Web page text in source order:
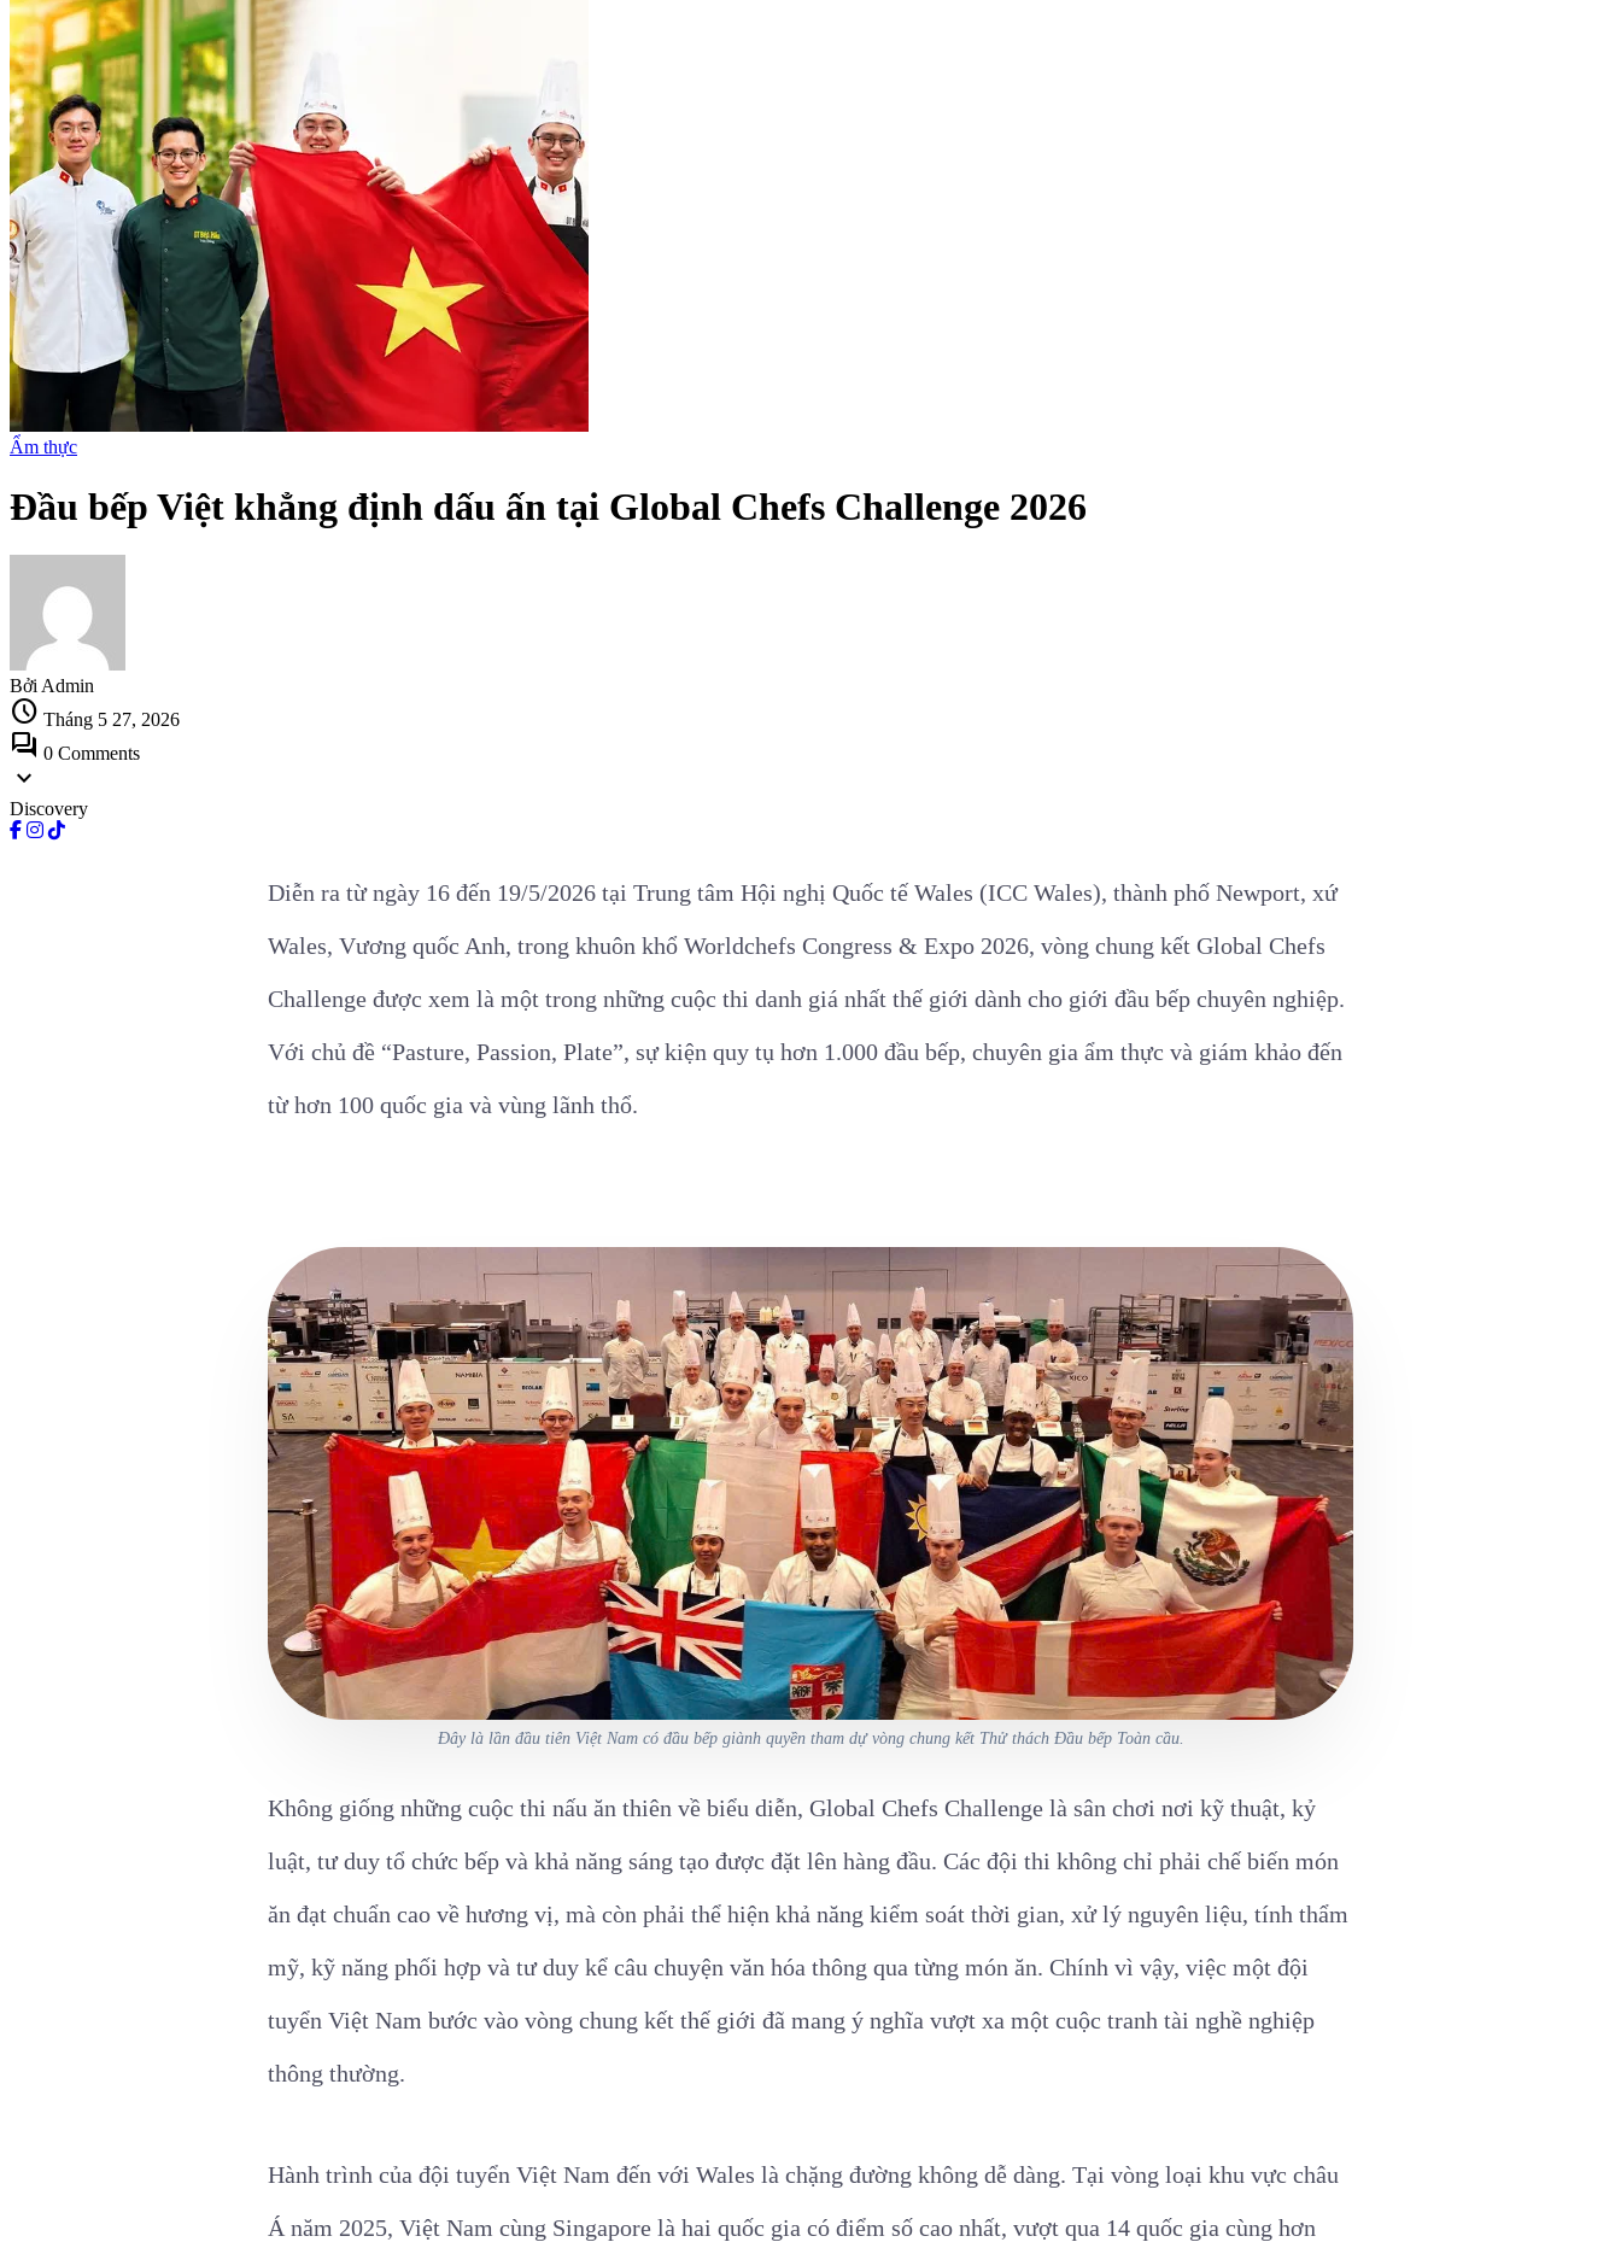
Ẩm thực
Đầu bếp Việt khẳng định dấu ấn tại Global Chefs Challenge 2026
Bởi Admin
schedule Tháng 5 27, 2026
forum 0 Comments
expand_more
Discovery
Diễn ra từ ngày 16 đến 19/5/2026 tại Trung tâm Hội nghị Quốc tế Wales (ICC Wales), thành phố Newport, xứ
Wales, Vương quốc Anh, trong khuôn khổ Worldchefs Congress & Expo 2026, vòng chung kết Global Chefs
Challenge được xem là một trong những cuộc thi danh giá nhất thế giới dành cho giới đầu bếp chuyên nghiệp.
Với chủ đề “Pasture, Passion, Plate”, sự kiện quy tụ hơn 1.000 đầu bếp, chuyên gia ẩm thực và giám khảo đến
từ hơn 100 quốc gia và vùng lãnh thổ.
Đây là lần đầu tiên Việt Nam có đầu bếp giành quyền tham dự vòng chung kết Thử thách Đầu bếp Toàn cầu.
Không giống những cuộc thi nấu ăn thiên về biểu diễn, Global Chefs Challenge là sân chơi nơi kỹ thuật, kỷ
luật, tư duy tổ chức bếp và khả năng sáng tạo được đặt lên hàng đầu. Các đội thi không chỉ phải chế biến món
ăn đạt chuẩn cao về hương vị, mà còn phải thể hiện khả năng kiểm soát thời gian, xử lý nguyên liệu, tính thẩm
mỹ, kỹ năng phối hợp và tư duy kể câu chuyện văn hóa thông qua từng món ăn. Chính vì vậy, việc một đội
tuyển Việt Nam bước vào vòng chung kết thế giới đã mang ý nghĩa vượt xa một cuộc tranh tài nghề nghiệp
thông thường.
Hành trình của đội tuyển Việt Nam đến với Wales là chặng đường không dễ dàng. Tại vòng loại khu vực châu
Á năm 2025, Việt Nam cùng Singapore là hai quốc gia có điểm số cao nhất, vượt qua 14 quốc gia cùng hơn